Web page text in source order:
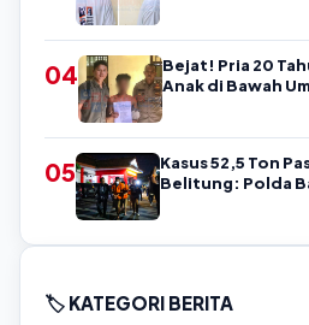
04
Bejat! Pria 20
Anak di Bawah
05
Kasus 52,5 Ton
Belitung: Polda
🏷️ KATEGORI BERITA